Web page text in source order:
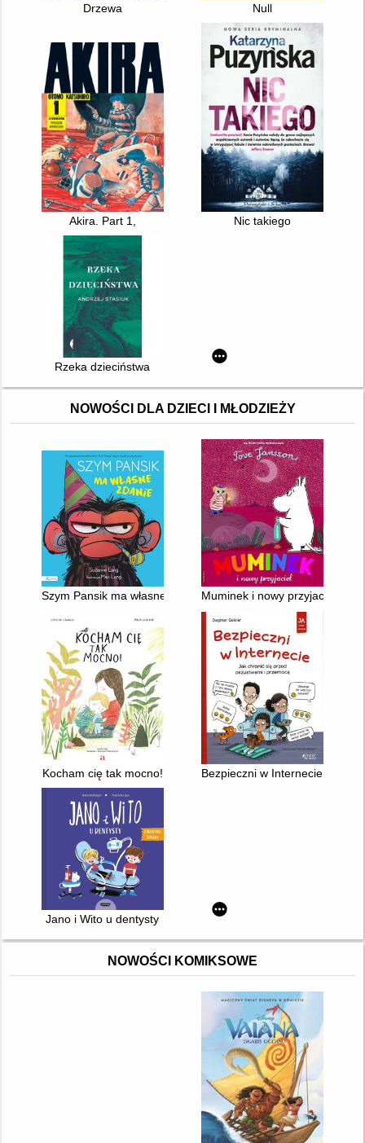
Drzewa Null
Akira. Part 1, Nic takiego
Rzeka dzieciństwa
NOWOŚCI DLA DZIECI I MŁODZIEŻY
Szym Pansik ma własne zdanieMuminek i nowy przyjaciel
Kocham cię tak mocno! Bezpieczni w Internecie : jak
Jano i Wito u dentysty
NOWOŚCI KOMIKSOWE